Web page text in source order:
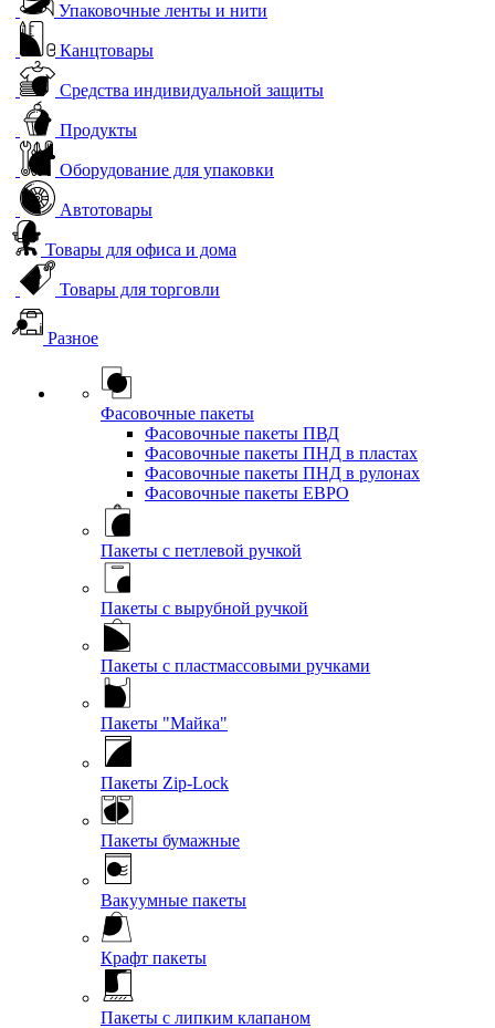
Упаковочные ленты и нити
Канцтовары
Средства индивидуальной защиты
Продукты
Оборудование для упаковки
Автотовары
Товары для офиса и дома
Товары для торговли
Разное
Фасовочные пакеты
Фасовочные пакеты ПВД
Фасовочные пакеты ПНД в пластах
Фасовочные пакеты ПНД в рулонах
Фасовочные пакеты ЕВРО
Пакеты с петлевой ручкой
Пакеты с вырубной ручкой
Пакеты с пластмассовыми ручками
Пакеты "Майка"
Пакеты Zip-Lock
Пакеты бумажные
Вакуумные пакеты
Крафт пакеты
Пакеты с липким клапаном